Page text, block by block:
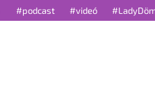
#podcast #videó